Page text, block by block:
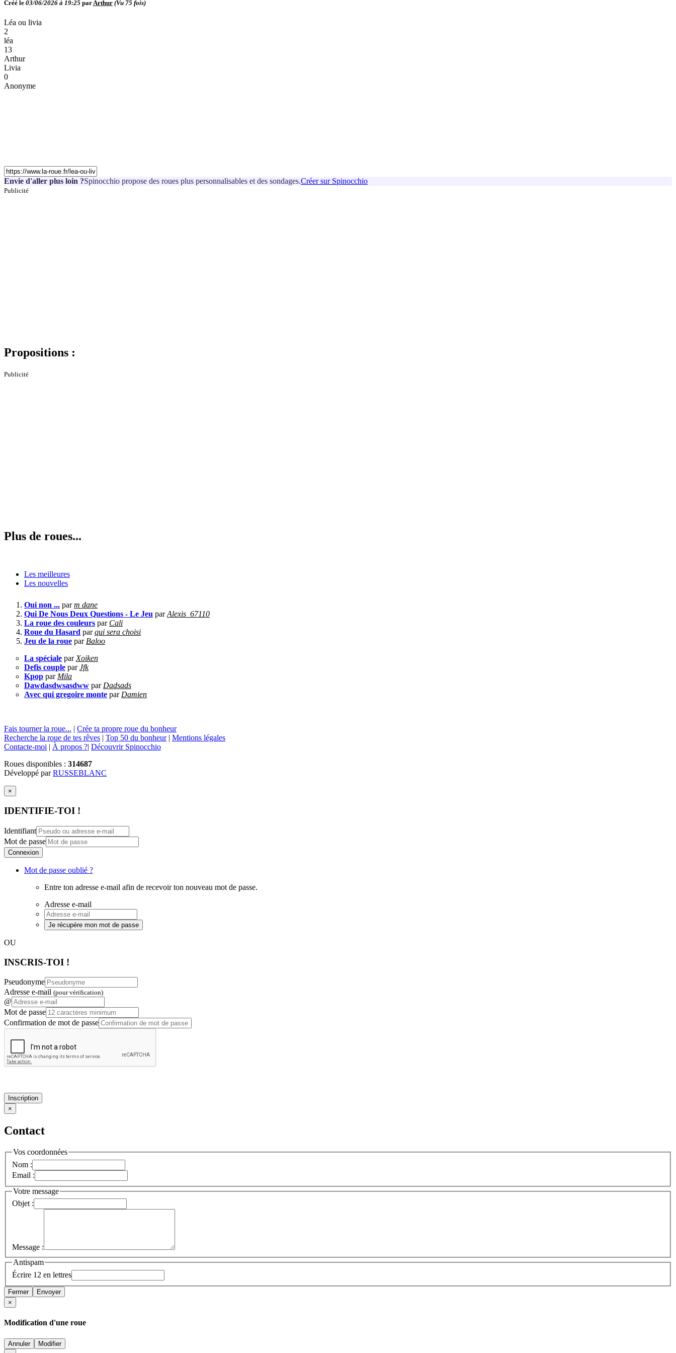
Créé le 03/06/2026 à 19:25 par Arthur (Vu 75 fois)
Léa ou livia
2
léa
13
Arthur
Livia
0
Anonyme
Envie d'aller plus loin ?Spinocchio propose des roues plus personnalisables et des sondages.Créer sur Spinocchio
Publicité
Propositions :
Publicité
Plus de roues...
Les meilleures
Les nouvelles
Oui non ... parm dane
Qui De Nous Deux Questions - Le Jeu parAlexis_67110
La roue des couleurs par Cali
Roue du Hasard parqui sera choisi
Jeu de la roue par Baloo
La spéciale par Xoiken
Defis couple parJfk
Kpop par Mila
Dawdasdwsasdww par Dadsads
Avec qui gregoire monte par Damien
Fais tourner la roue... | Crée ta propre roue du bonheur
Recherche la roue de tes rêves | Top 50 du bonheur| Mentions légales
Contacte-moi | À propos ?| Découvrir Spinocchio
Roues disponibles : 314687
Développé parRUSSEBLANC
×
IDENTIFIE-TOI !
Identifiant
Mot de passe
Connexion
Mot de passe oublié ?
Entre ton adresse e-mail afin de recevoir ton nouveau mot de passe.
Adresse e-mail
Je récupère mon mot de passe
OU
INSCRIS-TOI !
Pseudonyme
Adresse e-mail (pour vérification)
@
Mot de passe
Confirmation de mot de passe
Inscription
×
Contact
Vos coordonnées
Nom :
Email :
Votre message
Objet :
Message :
Antispam
Écrire 12 en lettres
Fermer
Envoyer
×
Modification d'une roue
Annuler
Modifier